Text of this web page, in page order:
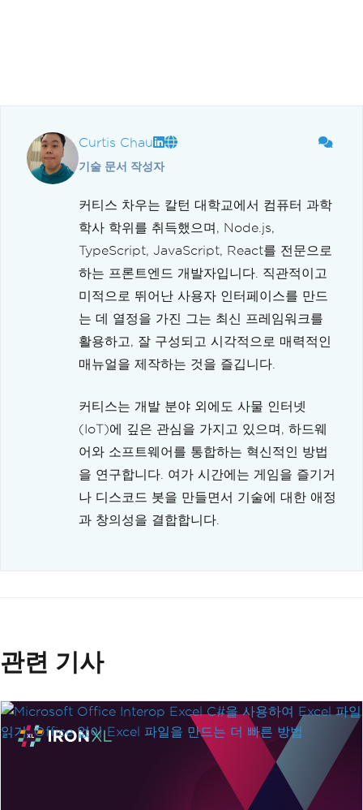
Curtis Chau
기술 문서 작성자
커티스 차우는 칼턴 대학교에서 컴퓨터 과학
학사 학위를 취득했으며, Node.js,
TypeScript, JavaScript, React를 전문으로
하는 프론트엔드 개발자입니다. 직관적이고
미적으로 뛰어난 사용자 인터페이스를 만드
는 데 열정을 가진 그는 최신 프레임워크를
활용하고, 잘 구성되고 시각적으로 매력적인
매뉴얼을 제작하는 것을 즐깁니다.
커티스는 개발 분야 외에도 사물 인터넷
(IoT)에 깊은 관심을 가지고 있으며, 하드웨
어와 소프트웨어를 통합하는 혁신적인 방법
을 연구합니다. 여가 시간에는 게임을 즐기거
나 디스코드 봇을 만들면서 기술에 대한 애정
과 창의성을 결합합니다.
관련 기사